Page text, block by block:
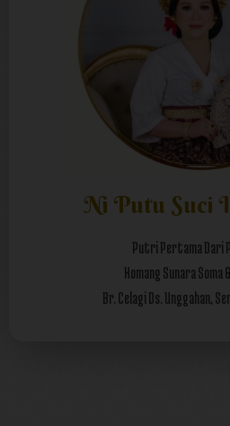
Ni Putu Suci
Putri Pertama Dari
Komang Sunara Soma
Br. Celagi Ds. Unggahan,